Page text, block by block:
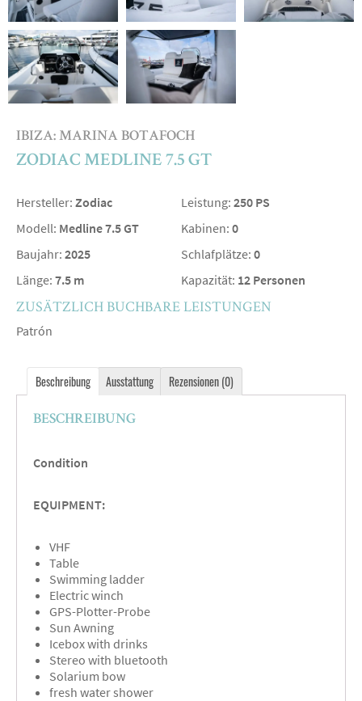
IBIZA: MARINA BOTAFOCH
ZODIAC MEDLINE 7.5 GT
Hersteller: Zodiac
Modell: Medline 7.5 GT
Baujahr: 2025
Länge: 7.5 m
Leistung: 250 PS
Kabinen: 0
Schlafplätze: 0
Kapazität: 12 Personen
ZUSÄTZLICH BUCHBARE LEISTUNGEN
Patrón
Beschreibung Ausstattung Rezensionen (0)
BESCHREIBUNG
Condition
EQUIPMENT:
VHF
Table
Swimming ladder
Electric winch
GPS-Plotter-Probe
Sun Awning
Icebox with drinks
Stereo with bluetooth
Solarium bow
fresh water shower